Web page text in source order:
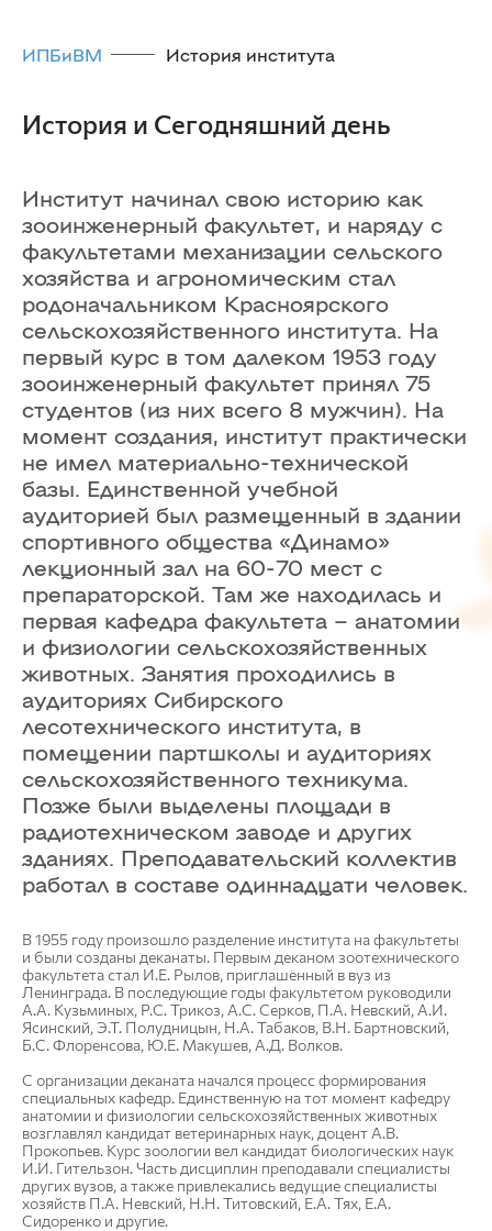
ИПБиВМ История института
История и Сегодняшний день
Институт начинал свою историю как
зооинженерный факультет, и наряду с
факультетами механизации сельского
хозяйства и агрономическим стал
родоначальником Красноярского
сельскохозяйственного института. На
первый курс в том далеком 1953 году
зооинженерный факультет принял 75
студентов (из них всего 8 мужчин). На
момент создания, институт практически
не имел материально-технической
базы. Единственной учебной
аудиторией был размещенный в здании
спортивного общества «Динамо»
лекционный зал на 60-70 мест с
препараторской. Там же находилась и
первая кафедра факультета – анатомии
и физиологии сельскохозяйственных
животных. Занятия проходились в
аудиториях Сибирского
лесотехнического института, в
помещении партшколы и аудиториях
сельскохозяйственного техникума.
Позже были выделены площади в
радиотехническом заводе и других
зданиях. Преподавательский коллектив
работал в составе одиннадцати человек.
В 1955 году произошло разделение института на факультеты
и были созданы деканаты. Первым деканом зоотехнического
факультета стал И.Е. Рылов, приглашенный в вуз из
Ленинграда. В последующие годы факультетом руководили
А.А. Кузьминых, Р.С. Трикоз, А.С. Серков, П.А. Невский, А.И.
Ясинский, Э.Т. Полудницын, Н.А. Табаков, В.Н. Бартновский,
Б.С. Флоренсова, Ю.Е. Макушев, А.Д. Волков.
С организации деканата начался процесс формирования
специальных кафедр. Единственную на тот момент кафедру
анатомии и физиологии сельскохозяйственных животных
возглавлял кандидат ветеринарных наук, доцент А.В.
Прокопьев. Курс зоологии вел кандидат биологических наук
И.И. Гительзон. Часть дисциплин преподавали специалисты
других вузов, а также привлекались ведущие специалисты
хозяйств П.А. Невский, Н.Н. Титовский, Е.А. Тях, Е.А.
Сидоренко и другие.